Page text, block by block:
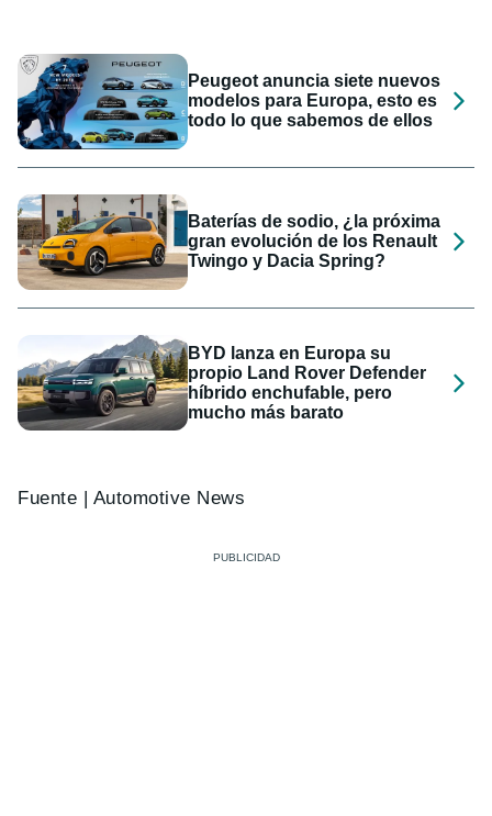
Peugeot anuncia siete nuevos
modelos para Europa, esto es
todo lo que sabemos de ellos
Baterías de sodio, ¿la próxima
gran evolución de los Renault
Twingo y Dacia Spring?
BYD lanza en Europa su
propio Land Rover Defender
híbrido enchufable, pero
mucho más barato
Fuente | Automotive News